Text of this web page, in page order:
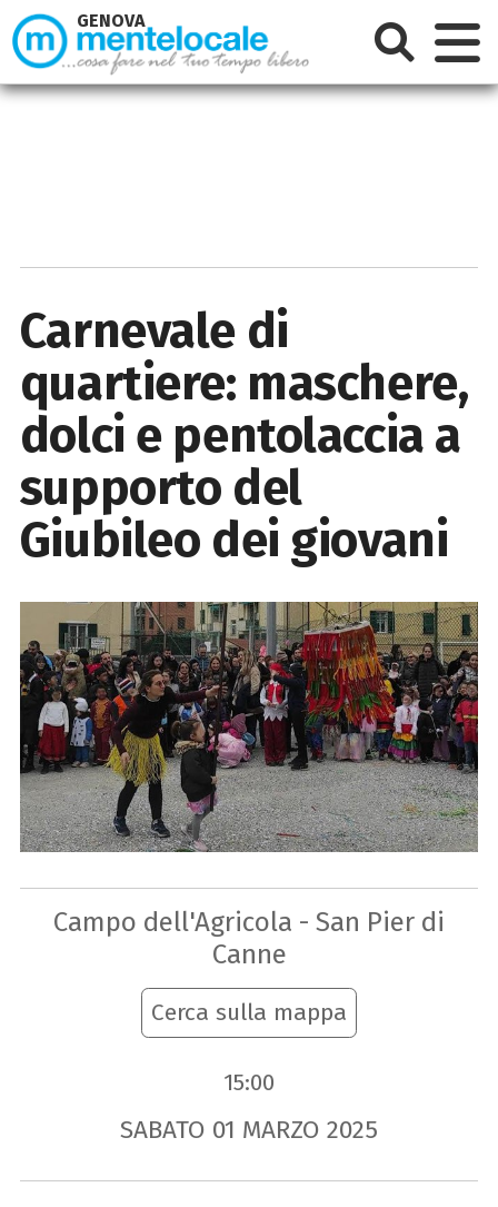
Carnevale di
quartiere: maschere,
dolci e pentolaccia a
supporto del
Giubileo dei giovani
Campo dell'Agricola - San Pier di
Canne
Cerca sulla mappa
15:00
SABATO 01 MARZO 2025
GENOVA